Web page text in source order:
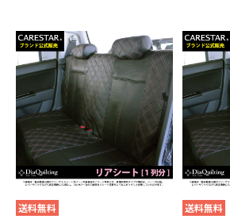
送料無料 送料無料